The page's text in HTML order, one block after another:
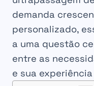
demanda
personalizado,
a uma questão
entre as
e sua